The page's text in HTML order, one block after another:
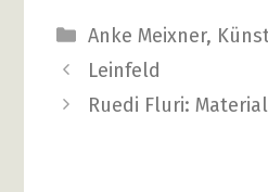
Kategorien
Anke Meixner,
Beitrags-
Navigation
Leinfeld
Ruedi Fluri: